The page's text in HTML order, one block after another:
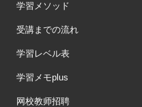
学習メソッド
受講までの流れ
学習レベル表
学習メモplus
网校教师招聘